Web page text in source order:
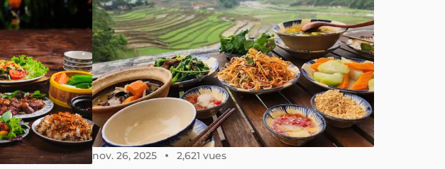
nov. 26, 2025 2,621 vues